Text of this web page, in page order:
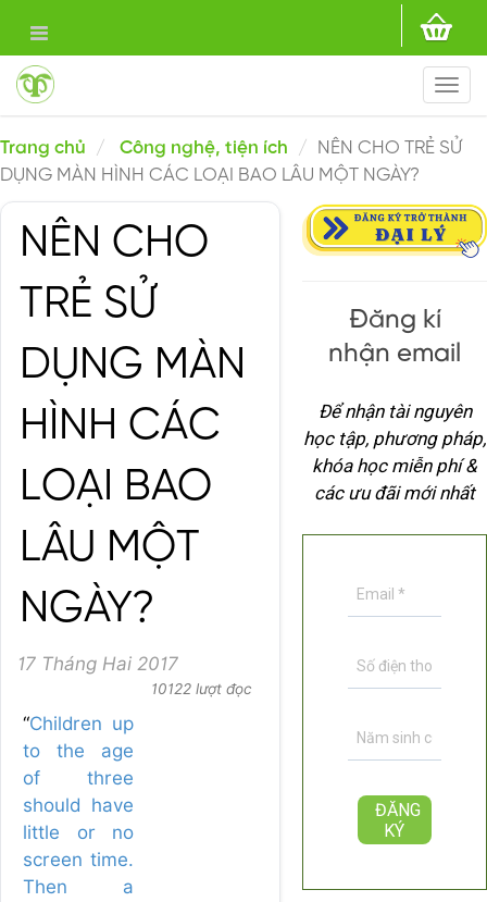
Trang chủ Công nghệ, tiện ích
NÊN CHO TRẺ SỬ
DỤNG MÀN HÌNH CÁC LOẠI BAO LÂU MỘT NGÀY?
NÊN CHO
TRẺ SỬ
DỤNG MÀN
HÌNH CÁC
LOẠI BAO
LÂU MỘT
NGÀY?
17 Tháng Hai 2017
10122 lượt đọc
“Children up
to the age
of three
should have
little or no
screen time.
Then a
Đăng kí
nhận email
Để nhận tài nguyên
học tập, phương pháp,
khóa học miễn phí &
các ưu đãi mới nhất